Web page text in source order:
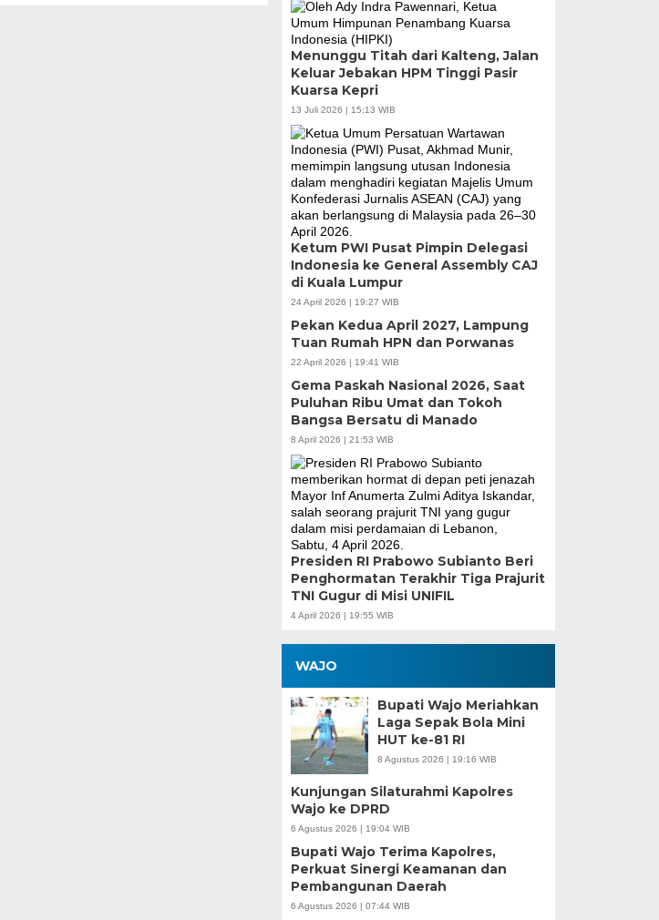
Menunggu Titah dari Kalteng, Jalan
Keluar Jebakan HPM Tinggi Pasir
Kuarsa Kepri
13 Juli 2026 | 15:13 WIB
Ketum PWI Pusat Pimpin Delegasi
Indonesia ke General Assembly CAJ
di Kuala Lumpur
24 April 2026 | 19:27 WIB
Pekan Kedua April 2027, Lampung
Tuan Rumah HPN dan Porwanas
22 April 2026 | 19:41 WIB
Gema Paskah Nasional 2026, Saat
Puluhan Ribu Umat dan Tokoh
Bangsa Bersatu di Manado
8 April 2026 | 21:53 WIB
Presiden RI Prabowo Subianto Beri
Penghormatan Terakhir Tiga Prajurit
TNI Gugur di Misi UNIFIL
4 April 2026 | 19:55 WIB
WAJO
Bupati Wajo Meriahkan
Laga Sepak Bola Mini
HUT ke-81 RI
8 Agustus 2026 | 19:16 WIB
Kunjungan Silaturahmi Kapolres
Wajo ke DPRD
6 Agustus 2026 | 19:04 WIB
Bupati Wajo Terima Kapolres,
Perkuat Sinergi Keamanan dan
Pembangunan Daerah
6 Agustus 2026 | 07:44 WIB